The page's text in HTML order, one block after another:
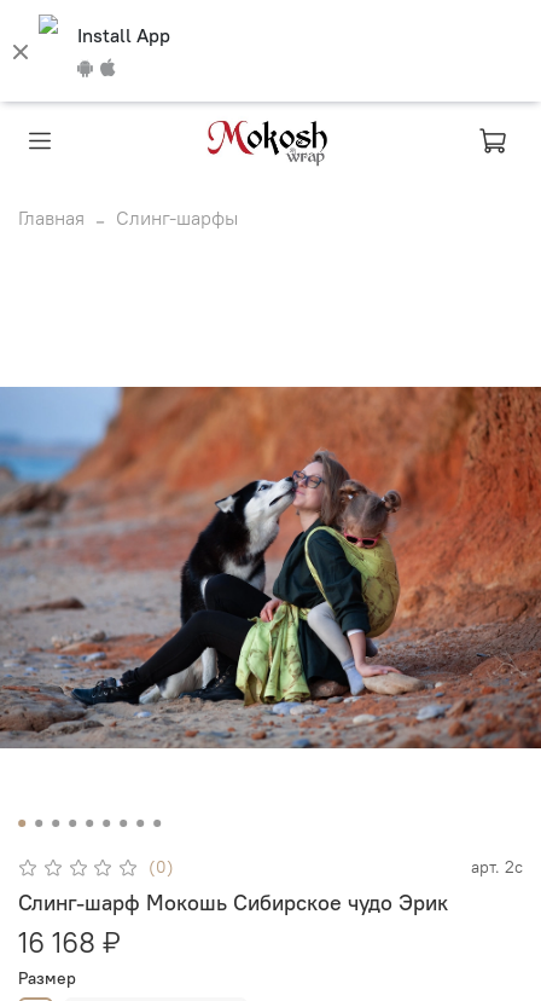
Install App
Главная Слинг-шарфы
(0) арт. 2c
Слинг-шарф Мокошь Сибирское чудо Эрик
16 168 ₽
Размер